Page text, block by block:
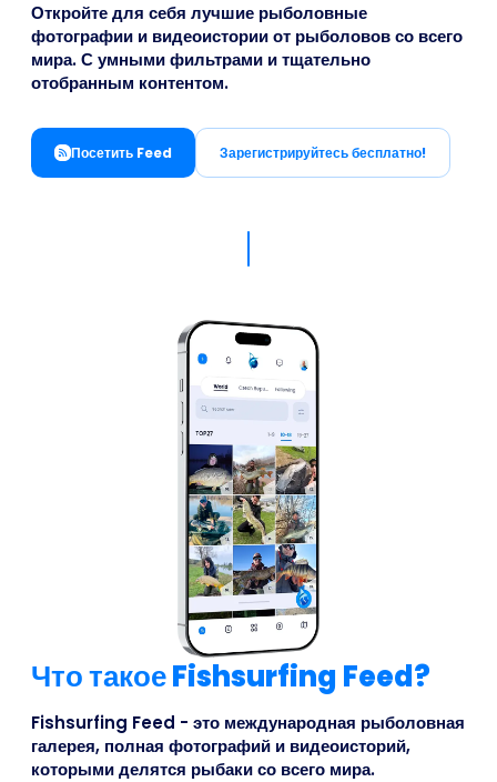
Откройте для себя лучшие рыболовные
фотографии и видеоистории от рыболовов со всего
мира. С умными фильтрами и тщательно
отобранным контентом.
Посетить Feed Зарегистрируйтесь бесплатно!
Что такое Fishsurfing Feed?
Fishsurfing Feed - это международная рыболовная
галерея, полная фотографий и видеоисторий,
которыми делятся рыбаки со всего мира.